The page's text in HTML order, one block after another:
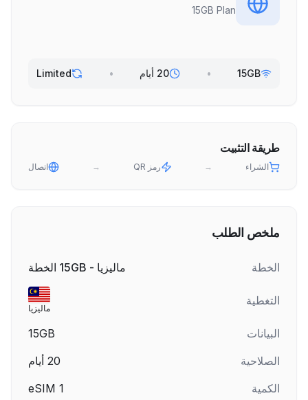
15GB Plan
15GB
• 20 أيام •
Limited
طريقة التثبيت
الشراء → رمز QR → اتصال
ملخص الطلب
الخطة ماليزيا - 15GB الخطة
التغطية
ماليزيا
البيانات
15GB
الصلاحية
20 أيام
الكمية
1